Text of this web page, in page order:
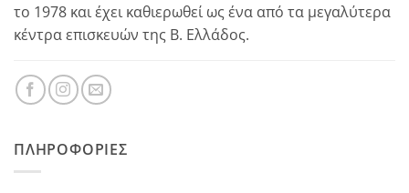
το 1978 και έχει καθιερωθεί ως ένα από τα μεγαλύτερα
κέντρα επισκευών της Β. Ελλάδος.
ΠΛΗΡΟΦΟΡΊΕΣ